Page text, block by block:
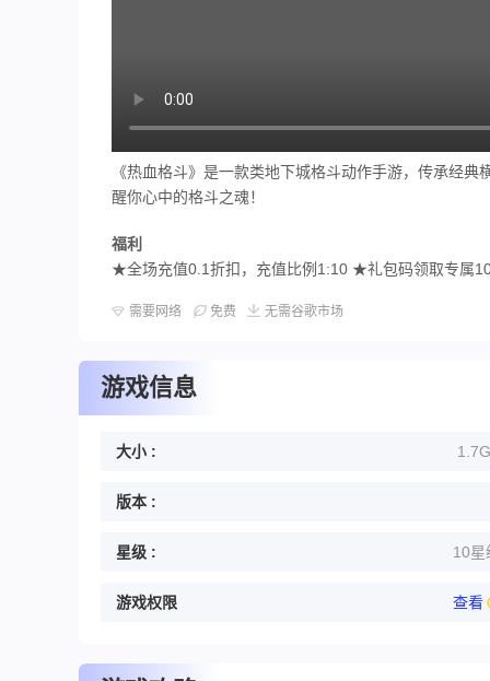
《热血格斗》是一款类地下城格斗动作手游，传承经
醒你心中的格斗之魂！
福利
★全场充值0.1折扣，充值比例1:10 ★礼包码领取专属
需要网络 免费 无需谷歌市场
游戏信息
大小 :
版本 :
星级 : 10星
游戏权限 查看